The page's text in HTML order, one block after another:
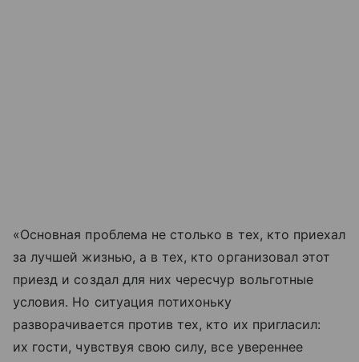
«Основная проблема не столько в тех, кто приехал
за лучшей жизнью, а в тех, кто организовал этот
приезд и создал для них чересчур вольготные
условия. Но ситуация потихоньку
разворачивается против тех, кто их пригласил:
их гости, чувствуя свою силу, все увереннее